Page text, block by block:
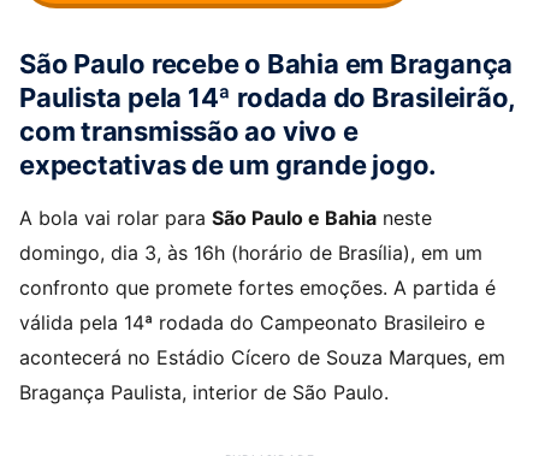
São Paulo recebe o Bahia em Bragança
Paulista pela 14ª rodada do Brasileirão,
com transmissão ao vivo e
expectativas de um grande jogo.
A bola vai rolar para São Paulo e Bahia neste
domingo, dia 3, às 16h (horário de Brasília), em um
confronto que promete fortes emoções. A partida é
válida pela 14ª rodada do Campeonato Brasileiro e
acontecerá no Estádio Cícero de Souza Marques, em
Bragança Paulista, interior de São Paulo.